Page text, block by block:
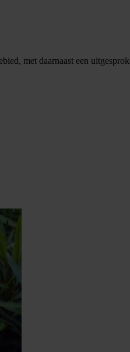
met daarnaast een